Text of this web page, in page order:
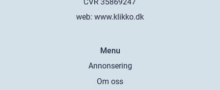
web: www.klikko.dk
Menu
Annonsering
Om oss